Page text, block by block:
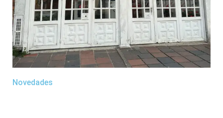
Novedades